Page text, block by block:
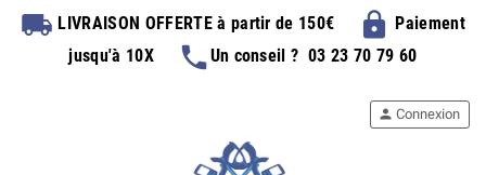
local_shipping LIVRAISON OFFERTEà partir de 150€ lockPaiement
jusqu'à 10X
phoneUn conseil ? 03 23 70 79 60
person Connexion